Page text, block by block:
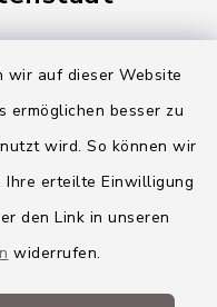
wir auf dieser Website
ermöglichen besser zu
wird. So können wir
Ihre erteilte Einwilligung
den Link in unseren
widerrufen.